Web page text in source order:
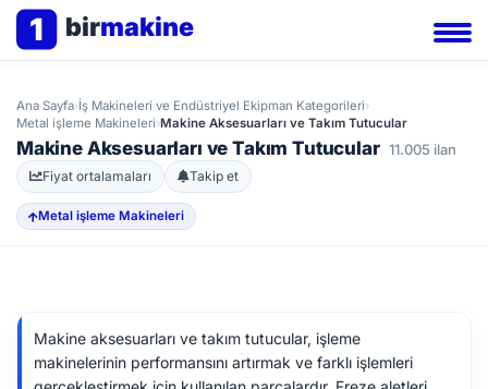
1 birmakine
Ana Sayfa›İş Makineleri ve Endüstriyel Ekipman Kategorileri›
Metal işleme Makineleri›Makine Aksesuarları ve Takım Tutucular
Makine Aksesuarları ve Takım Tutucular 11.005 ilan
Fiyat ortalamaları Takip et
Metal işleme Makineleri
Makine aksesuarları ve takım tutucular, işleme
makinelerinin performansını artırmak ve farklı işlemleri